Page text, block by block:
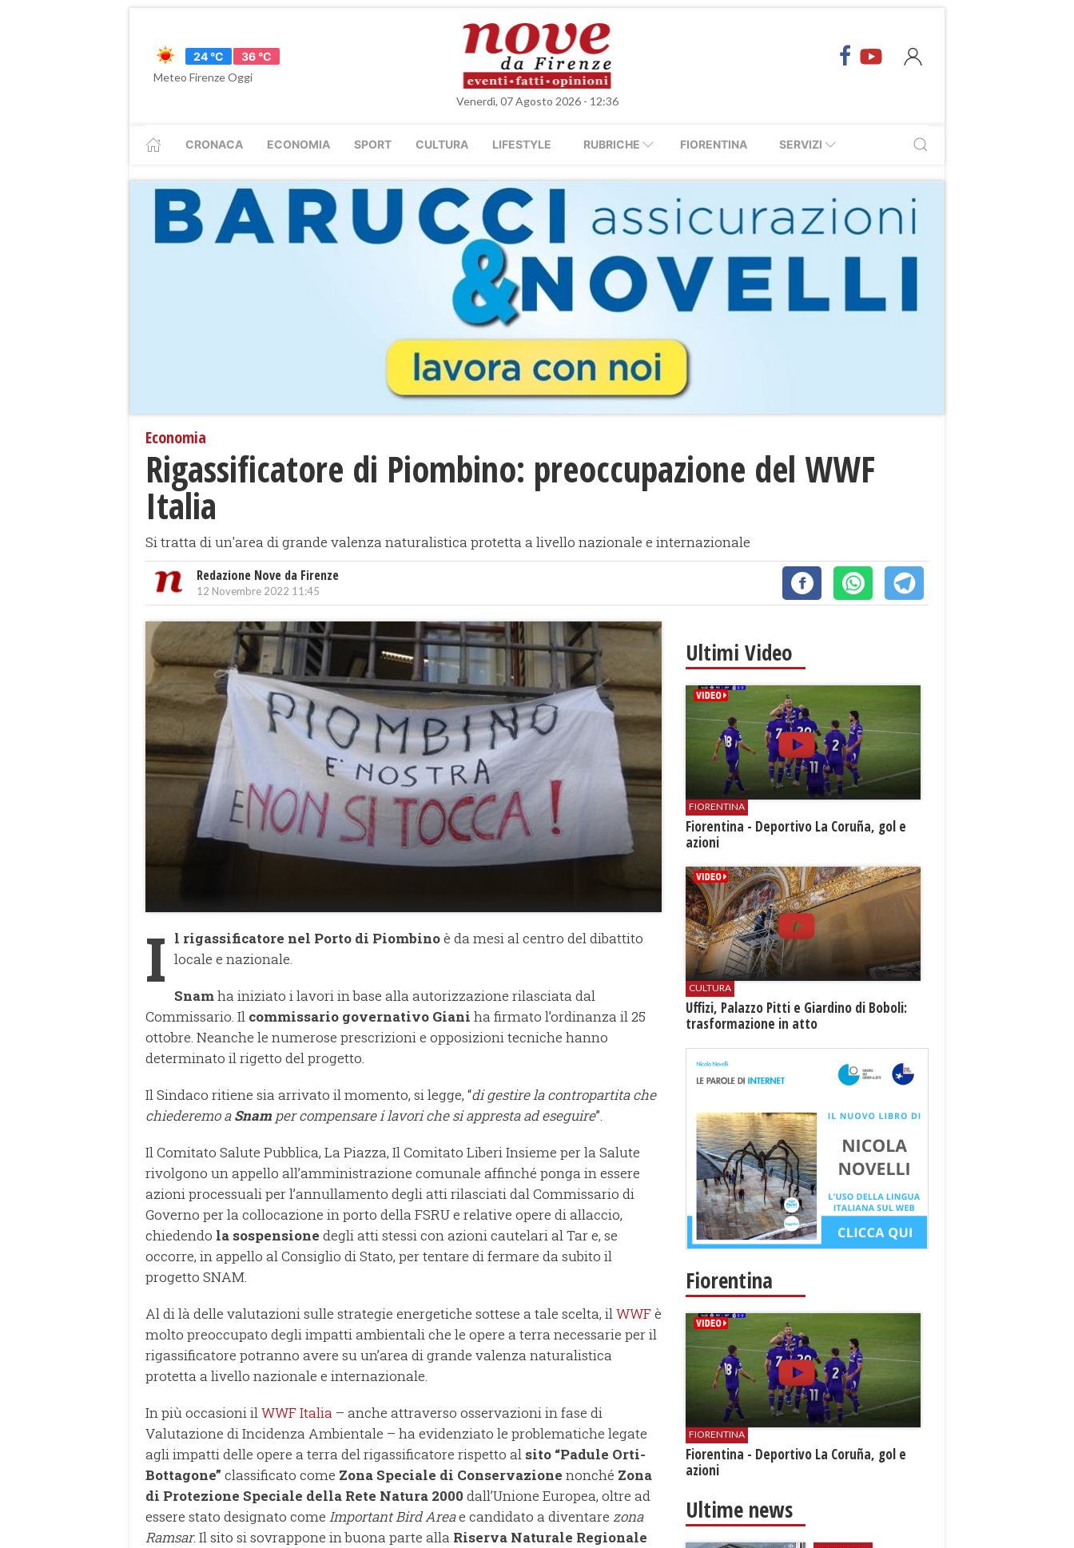
24 °C
36 °C
Meteo Firenze Oggi
Venerdì, 07 Agosto 2026 - 12:36
CRONACA ECONOMIA SPORT CULTURA LIFESTYLE RUBRICHE FIORENTINA SERVIZI
Economia
Rigassificatore di Piombino: preoccupazione del WWF
Italia
Si tratta di un'area di grande valenza naturalistica protetta a livello nazionale e internazionale
Redazione Nove da Firenze
12 Novembre 2022 11:45
I l rigassificatore nel Porto di Piombinoè da mesi al centro del dibattito
locale e nazionale.
Snamha iniziato i lavori in base alla autorizzazione rilasciata dal
Commissario. Il commissario governativo Giani ha firmato l’ordinanza il 25
ottobre. Neanche le numerose prescrizioni e opposizioni tecniche hanno
determinato il rigetto del progetto.
Il Sindaco ritiene sia arrivato il momento, si legge, “di gestire la contropartita che
chiederemo aSnam per compensare i lavori che si appresta ad eseguire”.
Il Comitato Salute Pubblica, La Piazza, Il Comitato Liberi Insieme per la Salute
rivolgono un appello all’amministrazione comunale affinché ponga in essere
azioni processuali per l’annullamento degli atti rilasciati dal Commissario di
Governo per la collocazione in porto della FSRU e relative opere di allaccio,
chiedendo la sospensione degli atti stessi con azioni cautelari al Tar e, se
occorre, in appello al Consiglio di Stato, per tentare di fermare da subito il
progetto SNAM.
Al di là delle valutazioni sulle strategie energetiche sottese a tale scelta, ilWWFè
molto preoccupato degli impatti ambientali che le opere a terra necessarie per il
rigassificatore potranno avere su un’area di grande valenza naturalistica
protetta a livello nazionale e internazionale.
In più occasioni ilWWF Italia – anche attraverso osservazioni in fase di
Valutazione di Incidenza Ambientale – ha evidenziato le problematiche legate
agli impatti delle opere a terra del rigassificatore rispetto al sito “Padule Orti-
Bottagone” classificato come Zona Speciale di Conservazione nonché Zona
di Protezione Speciale della Rete Natura 2000 dall’Unione Europea, oltre ad
essere stato designato come Important BirdAreae candidato a diventare zona
Ramsar. Il sito si sovrappone in buona parte alla Riserva Naturale Regionale
Ultimi Video
FIORENTINA
Fiorentina - Deportivo La Coruña, gol e
azioni
CULTURA
Uffizi, Palazzo Pitti e Giardino di Boboli:
trasformazione in atto
Fiorentina
FIORENTINA
Fiorentina - Deportivo La Coruña, gol e
azioni
Ultime news